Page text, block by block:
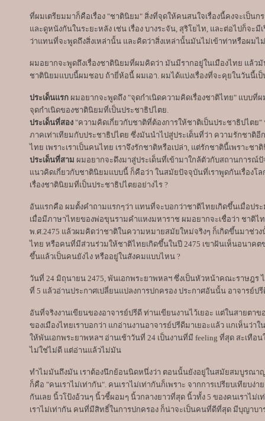
ที่ผมเตรียมมาก็คือเรื่อง "ชาตินิยม" สิ่งที่จุดให้คนสนใจเรื่องนี้คงจะเป็น
และดูหนังกันในระยะหลัง เช่น เรื่อง บางระจัน, สุริโยไท, และต่อไปก็จะมี
ว่าแทนที่จะพูดถึงสิ่งเหล่านั้น และคิดว่าสิ่งเหล่านั้นมันไม่เข้าท่าหรือผมไ
ผมอยากจะพูดถึงเรื่องชาตินิยมที่ผมคิดว่า มันมีรากอยู่ในเมืองไทย แล้
ชาตินิยมแบบนี้ผมชอบ ถ้ายี่ห้อนี้ ผมเอา. ผมได้แบ่งเรื่องที่จะคุยในวันนี้เป็
ประเด็นแรก ผมอยากจะพูดถึง "จุดกำเนิดความคิดเรื่องชาติไทย" แบบที่
จุดกำเนิดของชาตินิยมที่เป็นประชาธิปไตย.
ประเด็นที่สอง "ความคิดเกี่ยวกับชาติที่ต้องการให้ชาติเป็นประชาธิปไต
ภาคเท่าเทียมกับประชาธิปไตย ซึ่งมันนำไปสู่ประเด็นที่ว่า ความรักชาติ
ไทย เพราะเราเป็นคนไทย เราจึงรักชาติหรือเปล่า, แต่รักชาตินี้เพราะชา
ประเด็นที่สาม ผมอยากจะดึงมาสู่ประเด็นที่เข้ามาใกล้ตัวกับสถานการณ์
แนวคิดเกี่ยวกับชาตินิยมแบบนี้ ก็คือว่า ในสมัยปัจจุบันที่เราพูดกันเรื่องโ
เรื่องชาตินิยมที่เป็นประชาธิปไตยอย่างไร ?
อันแรกคือ ผมตั้งคำถามแรกๆว่า แทนที่จะบอกว่าชาติไทยเกิดขึ้นเมื่อป
เมื่อมีภาษาไทยของพ่อขุนรามคำแหงมหาราช ผมอยากจะเชื่อว่า ชาติไ
พ.ศ.2475 แล้วผมคิดว่าชาติในความหมายสมัยใหม่จริงๆ ก็เกิดขึ้นมาช่ว
ไทย หรือคนที่มีส่วนร่วมให้ชาติไทยเกิดขึ้นในปี 2475 เขาฝันเห็นอนาค
ขึ้นแล้วเป็นคนยังไง หรืออยู่ในสังคมแบบไหน ?
วันที่ 24 มิถุนายน 2475, พันเอกพระยาพหลฯ ซึ่งเป็นหัวหน้าคณะราษฎร
ที่ 5 แล้วอ่านประกาศเปลี่ยนแปลงการปกครอง ประกาศอันนั้น อาจารย์ป
อันที่จริงงานเขียนของอาจารย์ปรีดี ท่านเขียนงานไว้เยอะ แต่ในสายต
ของเมืองไทยเราบอกว่า แกอ่านงานอาจารย์ปรีดีมาเยอะแล้ว แกเห็นว่
ให้พันเอกพระยาพหลฯ อ่านเช้าวันที่ 24 เป็นงานที่มี feeling ที่สุด สะเทื
ไม่ใช่ไม่ดี แต่อ่านแล้วไม่มัน
ทำไมมันถึงมัน เราต้องนึกย้อนนิดหนึ่งว่า ตอนนั้นยังอยู่ในสมัยสมบูรณ
ก็คือ "คนเราไม่เท่ากัน". คนเราไม่เท่ากันก็เพราะ จากการเปรียบเทียบง่
กันเลย นิ้วโป้งอ้วนๆ นิ้วชี้ผอมๆ นิ้วกลางยาวที่สุด นิ้วทั้ง 5 ของคนเราไ
เราไม่เท่ากัน คนที่มีสิทธิ์ในการปกครอง ก็น่าจะเป็นคนที่ดีที่สุด มีบุญาบ